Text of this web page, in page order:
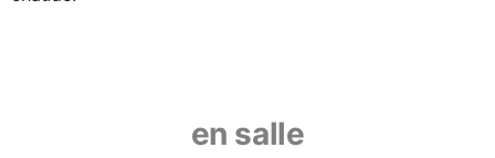
en salle